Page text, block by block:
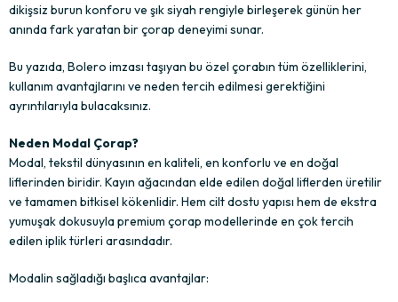
dikişsiz burun konforu ve şık siyah rengiyle birleşerek günün her
anında fark yaratan bir çorap deneyimi sunar.
Bu yazıda, Bolero imzası taşıyan bu özel çorabın tüm özelliklerini,
kullanım avantajlarını ve neden tercih edilmesi gerektiğini
ayrıntılarıyla bulacaksınız.
Neden Modal Çorap?
Modal, tekstil dünyasının en kaliteli, en konforlu ve en doğal
liflerinden biridir. Kayın ağacından elde edilen doğal liflerden üretilir
ve tamamen bitkisel kökenlidir. Hem cilt dostu yapısı hem de ekstra
yumuşak dokusuyla premium çorap modellerinde en çok tercih
edilen iplik türleri arasındadır.
Modalin sağladığı başlıca avantajlar: